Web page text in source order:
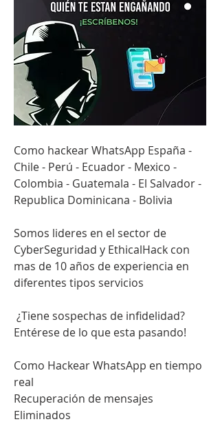
Como hackear WhatsApp España -
Chile - Perú - Ecuador - Mexico -
Colombia - Guatemala - El Salvador -
Republica Dominicana - Bolivia
Somos lideres en el sector de
CyberSeguridad y EthicalHack con
mas de 10 años de experiencia en
Como Hackear WhatsApp en tiempo
real
Recuperación de mensajes
Eliminados